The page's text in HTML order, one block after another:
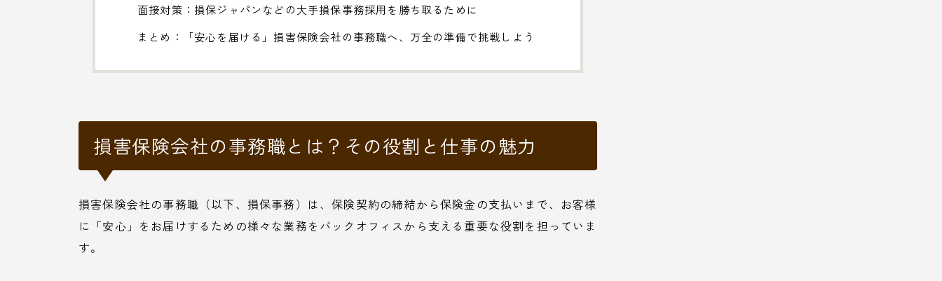
面接対策：損保ジャパンなどの大手損保事務採用を勝ち取るために
まとめ：「安心を届ける」損害保険会社の事務職へ、万全の準備で挑戦しよう
損害保険会社の事務職とは？その役割と仕事の魅力
損害保険会社の事務職（以下、損保事務）は、保険契約の締結から保険金の支払いまで、お客様
に「安心」をお届けするための様々な業務をバックオフィスから支える重要な役割を担っていま
す。